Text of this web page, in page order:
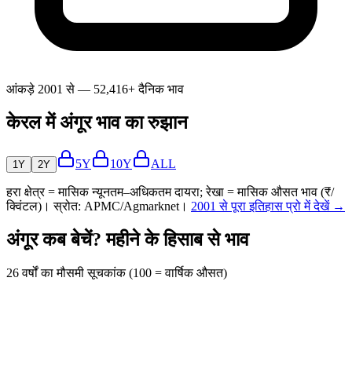
आंकड़े 2001 से — 52,416+ दैनिक भाव
केरल में अंगूर भाव का रुझान
1Y 2Y 5Y 10Y ALL
हरा क्षेत्र = मासिक न्यूनतम–अधिकतम दायरा; रेखा = मासिक औसत भाव (₹/
क्विंटल)। स्रोत: APMC/Agmarknet। 2001 से पूरा इतिहास प्रो में देखें →
अंगूर कब बेचें? महीने के हिसाब से भाव
26 वर्षों का मौसमी सूचकांक (100 = वार्षिक औसत)